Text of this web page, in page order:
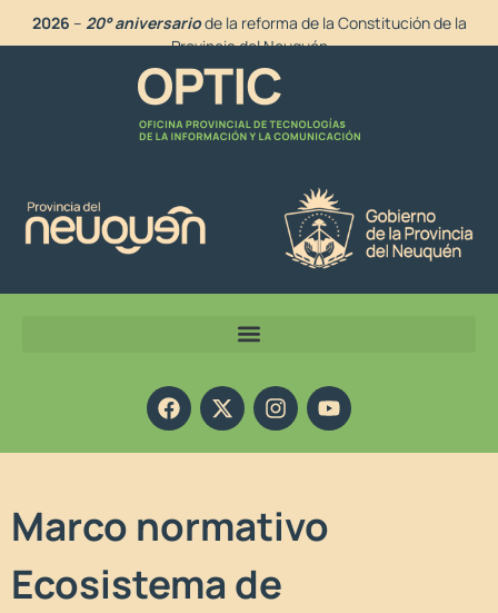
2026 – 20° aniversariode la reforma de la Constitución de la
Provincia del Neuquén
Marco normativo
Ecosistema de